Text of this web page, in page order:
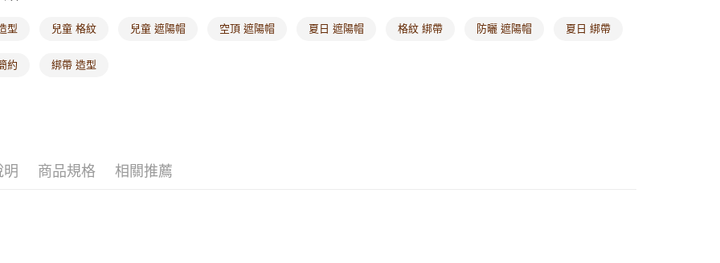
型 兒童 格紋 兒童 遮陽帽 空頂 遮陽帽 夏日 遮陽帽 格紋 綁帶 防曬 遮陽帽 夏日 綁帶
約 綁帶 造型
明 商品規格 相關推薦